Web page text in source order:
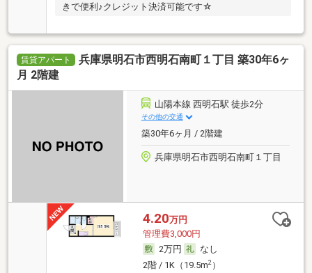
きで便利♪クレジット決済可能です☆
賃貸アパート
兵庫県明石市西明石南町１丁目 築30年6ヶ
月 2階建
山陽本線 西明石駅 徒歩2分
その他の交通
築30年6ヶ月 / 2階建
兵庫県明石市西明石南町１丁目
4.20万円
管理費3,000円
2万円
なし
2階 / 1K（19.5m2）